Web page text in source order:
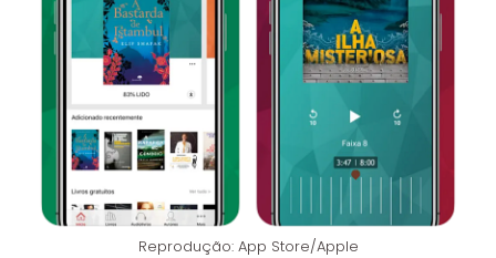
Reprodução: App Store/Apple